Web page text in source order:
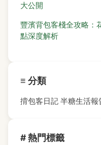
大公開
豐濱背包客棧全攻略：
點深度解析
≡ 分類
揹包客日記 半糖生活報
# 熱門標籤